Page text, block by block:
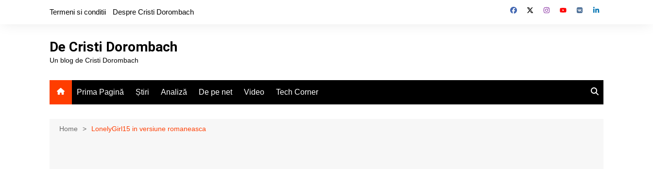
Termeni si conditii Despre Cristi Dorombach
De Cristi Dorombach
Un blog de Cristi Dorombach
Prima Pagină Știri Analiză De pe net Video Tech Corner
Home LonelyGirl15 in versiune romaneasca